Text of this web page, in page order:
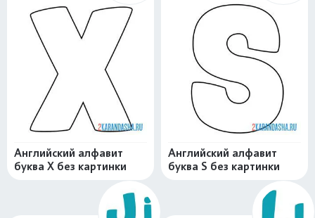
Английский алфавит
буква X без картинки
Английский алфавит
буква S без картинки